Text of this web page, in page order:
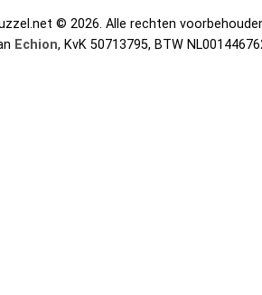
© 2026. Alle rechten
Echion, KvK 50713795, BTW